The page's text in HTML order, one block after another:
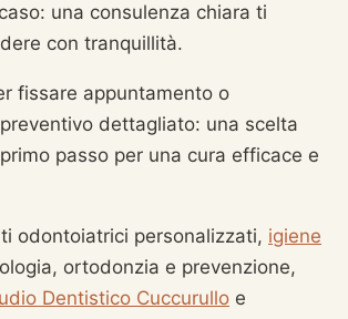
una consulenza chiara ti
con tranquillità.
fissare appuntamento o
dettagliato: una scelta
passo per una cura efficace e
odontoiatrici personalizzati, igiene
ortodonzia e prevenzione,
Dentistico Cuccurullo e